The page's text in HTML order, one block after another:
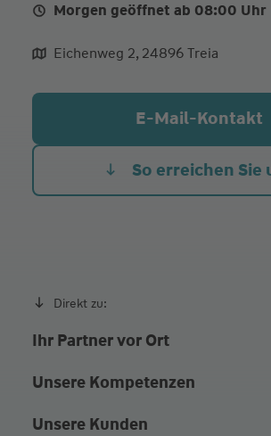
Morgen geöffnet ab 08:00 Uhr
Mo.
08:00 - 11:30
08:00 - 11:30
und nach Vereinbarung
Eichenweg 2, 24896 Treia
E-Mail-Kontakt
So erreichen Sie
Direkt zu:
Ihr Partner vor Ort
Unsere Kompetenzen
Unsere Kunden